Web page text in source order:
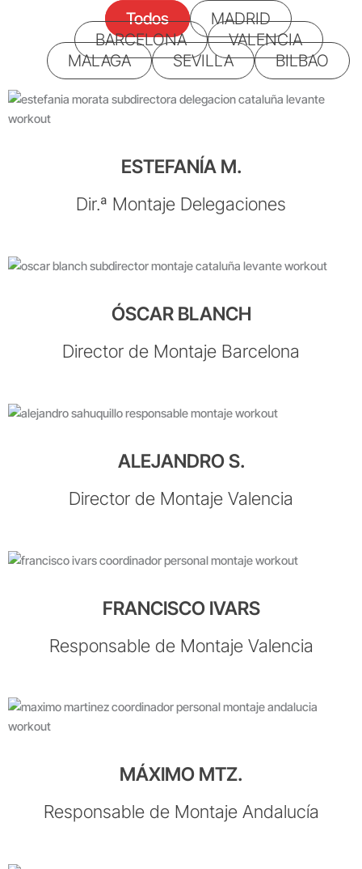
Todos
MADRID
BARCELONA
VALENCIA
MALAGA
SEVILLA BILBAO
ESTEFANÍA M.
Dir.ª Montaje Delegaciones
ÓSCAR BLANCH
Director de Montaje Barcelona
ALEJANDRO S.
Director de Montaje Valencia
FRANCISCO IVARS
Responsable de Montaje Valencia
MÁXIMO MTZ.
Responsable de Montaje Andalucía